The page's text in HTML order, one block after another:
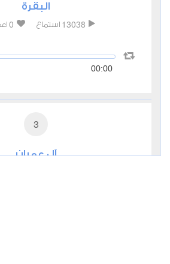
البقرة
13038 استماع 0
00:00
3
آل عمران